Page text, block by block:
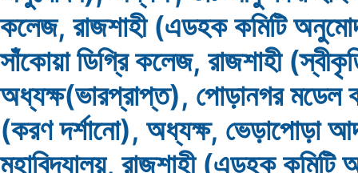
কলেজ, রাজশাহী (এডহক কমিটি
সাঁকোয়া ডিগ্রি কলেজ, রাজশাহী
অধ্যক্ষ(ভারপ্রাপ্ত), পোড়ানগর মডেল
(করণ দর্শানো), অধ্যক্ষ, ভেড়াপোড়া
মহাবিদ্যালয়, রাজশাহী (এডহক